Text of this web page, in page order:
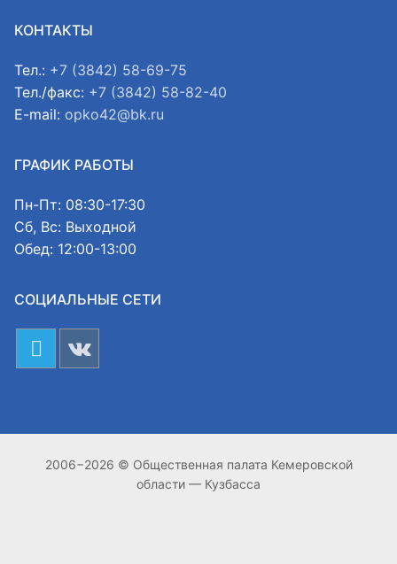
КОНТАКТЫ
Тел.: +7 (3842) 58-69-75
Тел./факс: +7 (3842) 58-82-40
E-mail: opko42@bk.ru
ГРАФИК РАБОТЫ
Пн-Пт: 08:30-17:30
Сб, Вс: Выходной
Обед: 12:00-13:00
СОЦИАЛЬНЫЕ СЕТИ
2006−2026 © Общественная палата Кемеровской
области — Кузбасса